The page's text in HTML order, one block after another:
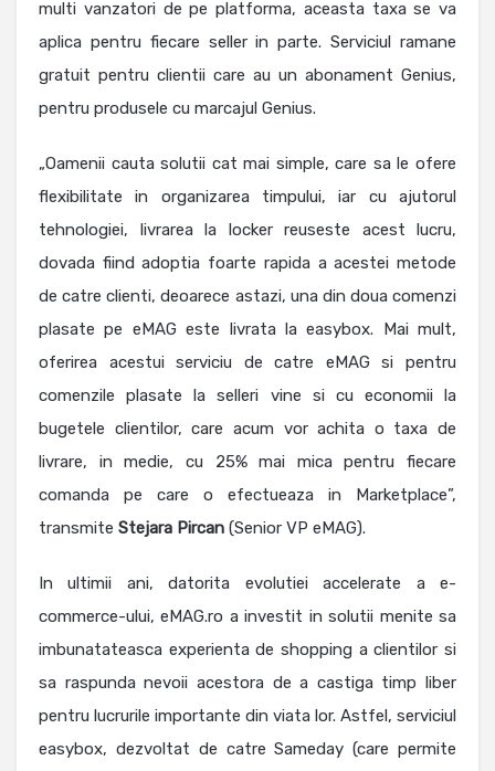
multi vanzatori de pe platforma, aceasta taxa se va
aplica pentru fiecare seller in parte. Serviciul ramane
gratuit pentru clientii care au un abonament Genius,
pentru produsele cu marcajul Genius.
„Oamenii cauta solutii cat mai simple, care sa le ofere
flexibilitate in organizarea timpului, iar cu ajutorul
tehnologiei, livrarea la locker reuseste acest lucru,
dovada fiind adoptia foarte rapida a acestei metode
de catre clienti, deoarece astazi, una din doua comenzi
plasate pe eMAG este livrata la easybox. Mai mult,
oferirea acestui serviciu de catre eMAG si pentru
comenzile plasate la selleri vine si cu economii la
bugetele clientilor, care acum vor achita o taxa de
livrare, in medie, cu 25% mai mica pentru fiecare
comanda pe care o efectueaza in Marketplace”,
transmite Stejara Pircan (Senior VP eMAG).
In ultimii ani, datorita evolutiei accelerate a e-
commerce-ului, eMAG.ro a investit in solutii menite sa
imbunatateasca experienta de shopping a clientilor si
sa raspunda nevoii acestora de a castiga timp liber
pentru lucrurile importante din viata lor. Astfel, serviciul
easybox, dezvoltat de catre Sameday (care permite